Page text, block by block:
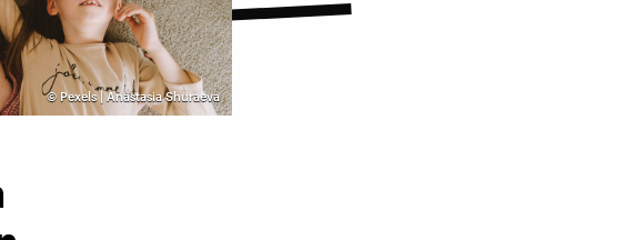
© Pexels | Anastasia Shuraeva